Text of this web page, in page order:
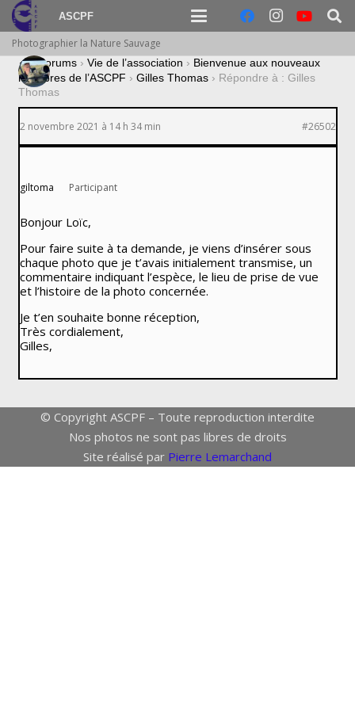
ASCPF
Photographier la Nature Sauvage
› Forums › Vie de l’association › Bienvenue aux nouveaux
membres de l’ASCPF › Gilles Thomas › Répondre à : Gilles
Thomas
2 novembre 2021 à 14 h 34 min #26502
giltoma Participant
Bonjour Loïc,
Pour faire suite à ta demande, je viens d’insérer sous
chaque photo que je t’avais initialement transmise, un
commentaire indiquant l’espèce, le lieu de prise de vue
et l’histoire de la photo concernée.
Je t’en souhaite bonne réception,
Très cordialement,
Gilles,
© Copyright ASCPF – Toute reproduction interdite
Nos photos ne sont pas libres de droits
Site réalisé par Pierre Lemarchand